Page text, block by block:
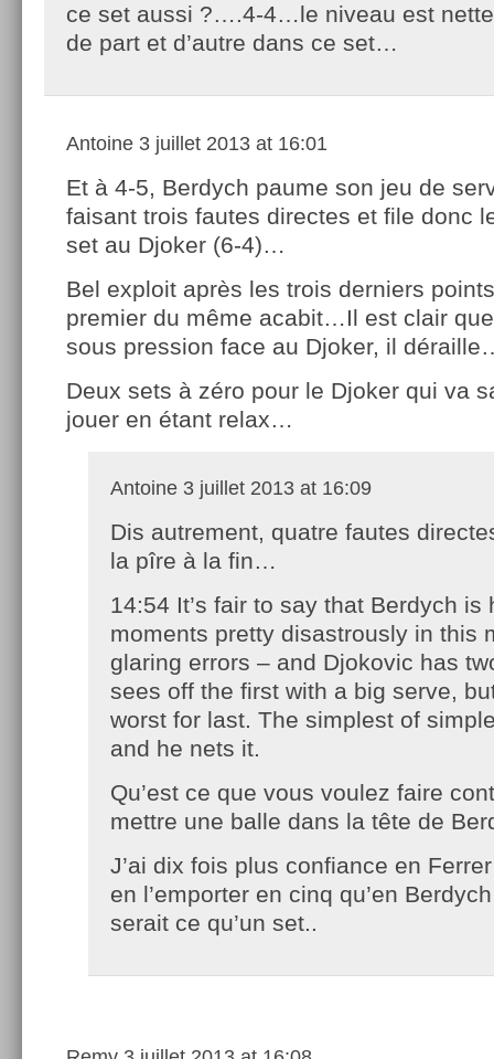
ce set aussi ?….4-4…le niveau est
de part et d’autre dans ce set…
Antoine 3 juillet 2013 at 16:01
Et à 4-5, Berdych paume son jeu de
faisant trois fautes directes et file donc
set au Djoker (6-4)…
Bel exploit après les trois derniers
premier du même acabit…Il est clair
sous pression face au Djoker, il
Deux sets à zéro pour le Djoker qui va
jouer en étant relax…
Antoine 3 juillet 2013 at 16:09
Dis autrement, quatre fautes
la pîre à la fin…
14:54 It’s fair to say that Berdych is
moments pretty disastrously in this
glaring errors – and Djokovic has
sees off the first with a big serve,
worst for last. The simplest of
and he nets it.
Qu’est ce que vous voulez faire
mettre une balle dans la tête de
J’ai dix fois plus confiance en
en l’emporter en cinq qu’en
serait ce qu’un set..